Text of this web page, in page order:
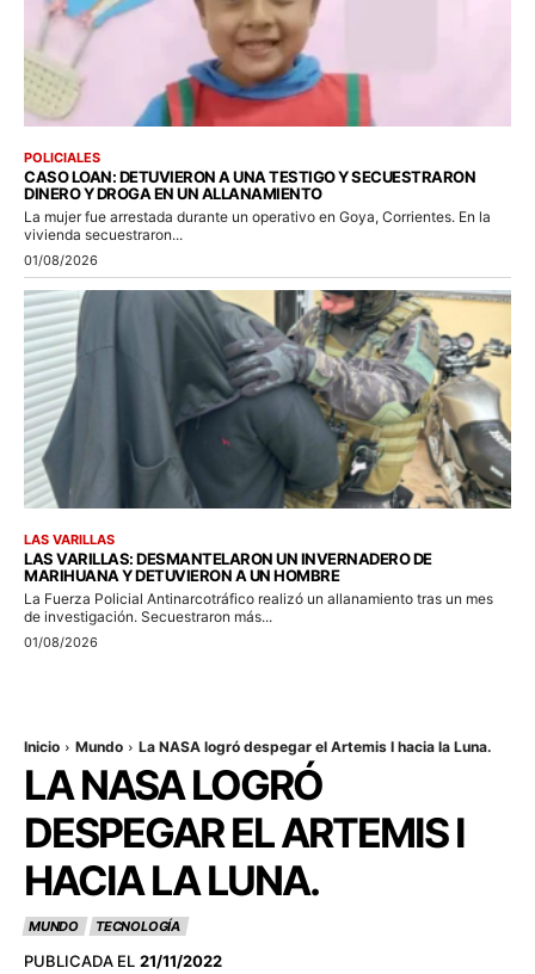
POLICIALES
CASO LOAN: DETUVIERON A UNA TESTIGO Y SECUESTRARON
DINERO Y DROGA EN UN ALLANAMIENTO
La mujer fue arrestada durante un operativo en Goya, Corrientes. En la
vivienda secuestraron...
01/08/2026
LAS VARILLAS
LAS VARILLAS: DESMANTELARON UN INVERNADERO DE
MARIHUANA Y DETUVIERON A UN HOMBRE
La Fuerza Policial Antinarcotráfico realizó un allanamiento tras un mes
de investigación. Secuestraron más...
01/08/2026